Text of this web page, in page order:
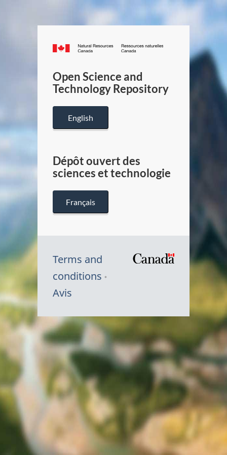
Canada.ca
/
Canada
Open Science and
Technology Repository
English
Dépôt ouvert des
sciences et technologie
Français
Terms and
conditions
Avis
Canada